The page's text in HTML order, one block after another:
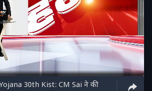
30th Kist: CM Sai ने की